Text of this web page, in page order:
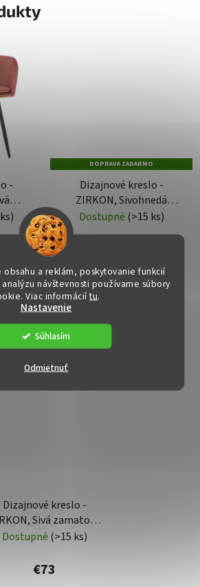
obsahu a reklám, poskytovanie funkcií
návštevnosti používame súbory
Viac informáciítu.
Nastavenie
Odmietnuť
Súhlasím
-
DOPRAVA ZADARMO
Dizajnové kreslo -
ZIRKON, Sivohnedá
zamatová látka
Dostupné (>15 ks)
DO KOŠÍKA
Dizajnové kreslo -
Sivá zamatová
látka
Dostupné (>15 ks)
€73